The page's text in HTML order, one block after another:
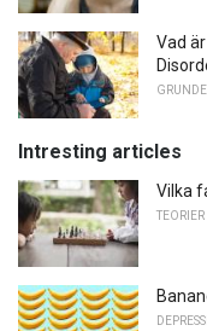
Vad
Intresting articles
Vilka
TEORIER